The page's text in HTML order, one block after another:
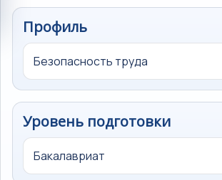
Профиль
Безопасность труда
Уровень подготовки
Бакалавриат